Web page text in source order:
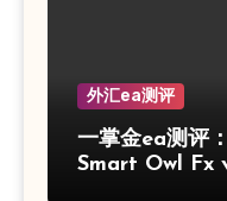
外汇ea测评
一掌金ea测评
Smart Owl Fx